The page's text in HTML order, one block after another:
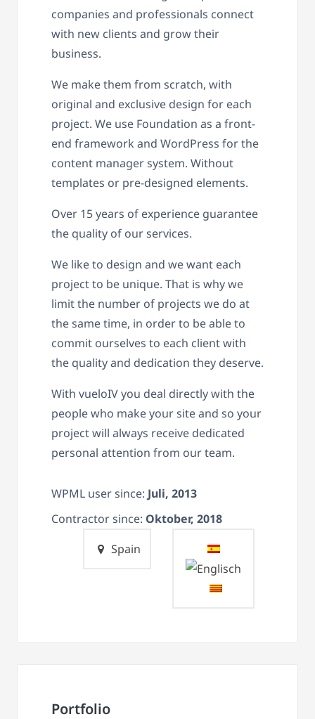
companies and professionals connect
with new clients and grow their
business.
We make them from scratch, with
original and exclusive design for each
project. We use Foundation as a front-
end framework and WordPress for the
content manager system. Without
templates or pre-designed elements.
Over 15 years of experience guarantee
the quality of our services.
We like to design and we want each
project to be unique. That is why we
limit the number of projects we do at
the same time, in order to be able to
commit ourselves to each client with
the quality and dedication they deserve.
With vueloIV you deal directly with the
people who make your site and so your
project will always receive dedicated
personal attention from our team.
WPML user since: Juli, 2013
Contractor since: Oktober, 2018
Spain
Portfolio